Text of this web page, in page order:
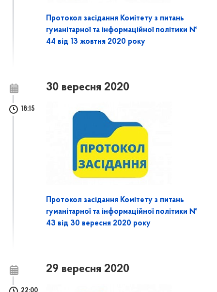
Протокол засідання Комітету з питань
гуманітарної та інформаційної політики №
44 від 13 жовтня 2020 року
30 вересня 2020
18:15
Протокол засідання Комітету з питань
гуманітарної та інформаційної політики №
43 від 30 вересня 2020 року
29 вересня 2020